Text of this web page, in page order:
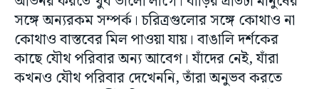
সঙ্গে অন্যরকম সম্পর্ক। চরিত্রগুলোর সঙ্গে কোথাও না
কোথাও বাস্তবের মিল পাওয়া যায়। বাঙালি দর্শকের
কাছে যৌথ পরিবার অন্য আবেগ। যাঁদের নেই, যাঁরা
কখনও যৌথ পরিবার দেখেননি, তাঁরা অনুভব করতে